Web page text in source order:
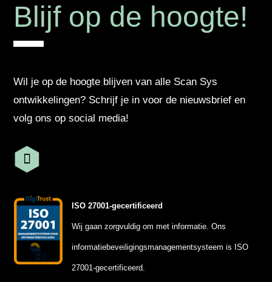
Blijf op de hoogte!
Wil je op de hoogte blijven van alle Scan Sys
ontwikkelingen? Schrijf je in voor de nieuwsbrief en
volg ons op social media!
ISO 27001-gecertificeerd
Wij gaan zorgvuldig om met informatie. Ons
informatiebeveiligingsmanagementsysteem is ISO
27001-gecertificeerd.